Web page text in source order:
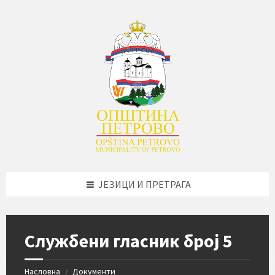
ЈЕЗИЦИ И ПРЕТРАГА
Службени гласник број 5
Насловна / Документи